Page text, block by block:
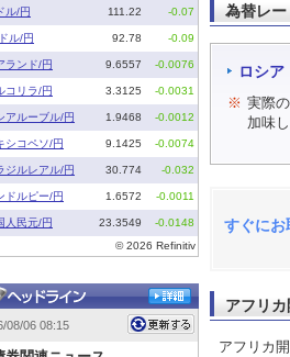
為替レ
ロシア
※ 実際
加味
すぐにお
アフリ
アフリカ